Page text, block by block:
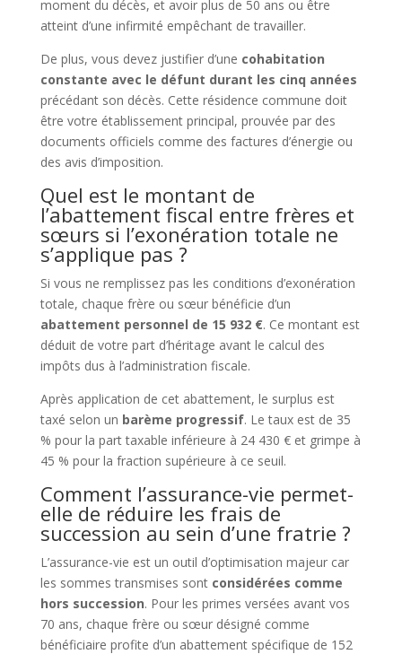
moment du décès, et avoir plus de 50 ans ou être
atteint d’une infirmité empêchant de travailler.
De plus, vous devez justifier d’une cohabitation
constante avec le défunt durant les cinq années
précédant son décès. Cette résidence commune doit
être votre établissement principal, prouvée par des
documents officiels comme des factures d’énergie ou
des avis d’imposition.
Quel est le montant de
l’abattement fiscal entre frères et
sœurs si l’exonération totale ne
s’applique pas ?
Si vous ne remplissez pas les conditions d’exonération
totale, chaque frère ou sœur bénéficie d’un
abattement personnel de 15 932 €. Ce montant est
déduit de votre part d’héritage avant le calcul des
impôts dus à l’administration fiscale.
Après application de cet abattement, le surplus est
taxé selon un barème progressif. Le taux est de 35
% pour la part taxable inférieure à 24 430 € et grimpe à
45 % pour la fraction supérieure à ce seuil.
Comment l’assurance-vie permet-
elle de réduire les frais de
succession au sein d’une fratrie ?
L’assurance-vie est un outil d’optimisation majeur car
les sommes transmises sont considérées comme
hors succession. Pour les primes versées avant vos
70 ans, chaque frère ou sœur désigné comme
bénéficiaire profite d’un abattement spécifique de 152